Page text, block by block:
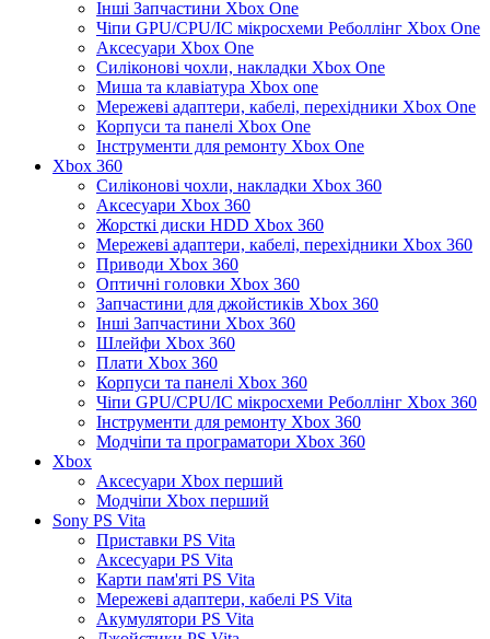
Інші Запчастини Xbox One
Чіпи GPU/CPU/IC мікросхеми Реболлінг Xbox One
Аксесуари Xbox One
Силіконові чохли, накладки Xbox One
Миша та клавіатура Xbox one
Мережеві адаптери, кабелі, перехідники Xbox One
Корпуси та панелі Xbox One
Інструменти для ремонту Xbox One
Xbox 360
Силіконові чохли, накладки Xbox 360
Аксесуари Xbox 360
Жорсткі диски HDD Xbox 360
Мережеві адаптери, кабелі, перехідники Xbox 360
Приводи Xbox 360
Оптичні головки Xbox 360
Запчастини для джойстиків Xbox 360
Інші Запчастини Xbox 360
Шлейфи Xbox 360
Плати Xbox 360
Корпуси та панелі Xbox 360
Чіпи GPU/CPU/IC мікросхеми Реболлінг Xbox 360
Інструменти для ремонту Xbox 360
Модчіпи та програматори Xbox 360
Xbox
Аксесуари Xbox перший
Модчіпи Xbox перший
Sony PS Vita
Приставки PS Vita
Аксесуари PS Vita
Карти пам'яті PS Vita
Мережеві адаптери, кабелі PS Vita
Акумулятори PS Vita